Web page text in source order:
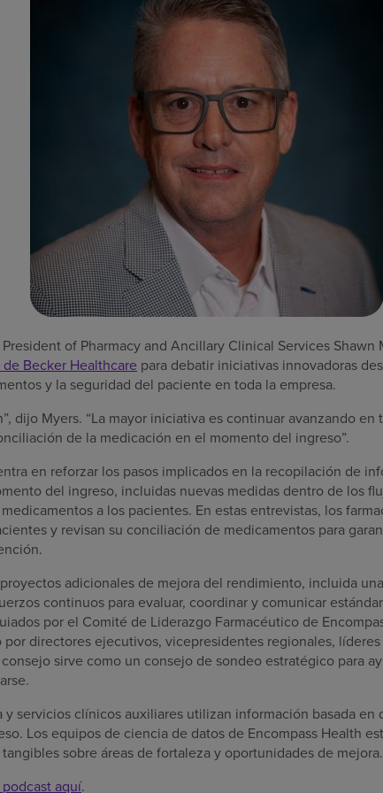
of Pharmacy and Ancillary Clinical Services Shawn
Becker Healthcare para debatir iniciativas innovadoras
y la seguridad del paciente en toda la empresa.
dijo Myers. “La mayor iniciativa es continuar avanzando
de la medicación en el momento del ingreso”.
en reforzar los pasos implicados en la recopilación de
del ingreso, incluidas nuevas medidas dentro de los
a los pacientes. En estas entrevistas, los
y revisan su conciliación de medicamentos para
adicionales de mejora del rendimiento, incluida
continuos para evaluar, coordinar y comunicar
por el Comité de Liderazgo Farmacéutico de
directores ejecutivos, vicepresidentes regionales,
sirve como un consejo de sondeo estratégico para
y servicios clínicos auxiliares utilizan información basada en
Los equipos de ciencia de datos de Encompass Health
sobre áreas de fortaleza y oportunidades de mejora.
aquí.